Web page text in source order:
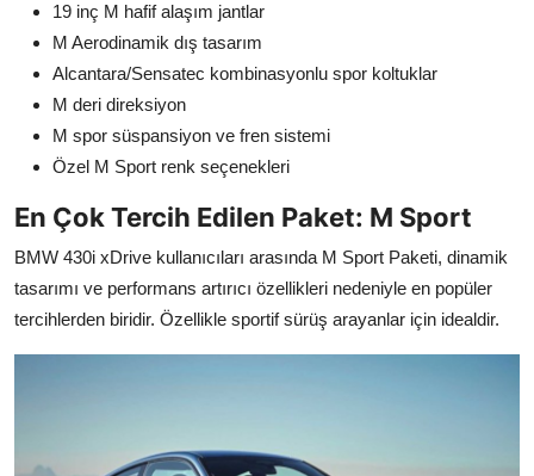
19 inç M hafif alaşım jantlar
M Aerodinamik dış tasarım
Alcantara/Sensatec kombinasyonlu spor koltuklar
M deri direksiyon
M spor süspansiyon ve fren sistemi
Özel M Sport renk seçenekleri
En Çok Tercih Edilen Paket: M Sport
BMW 430i xDrive kullanıcıları arasında M Sport Paketi, dinamik
tasarımı ve performans artırıcı özellikleri nedeniyle en popüler
tercihlerden biridir. Özellikle sportif sürüş arayanlar için idealdir.